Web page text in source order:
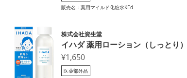
販売名：薬用マイルド化粧水KEd
株式会社資生堂
イハダ 薬用ローション（しっとり）
¥1,650
医薬部外品